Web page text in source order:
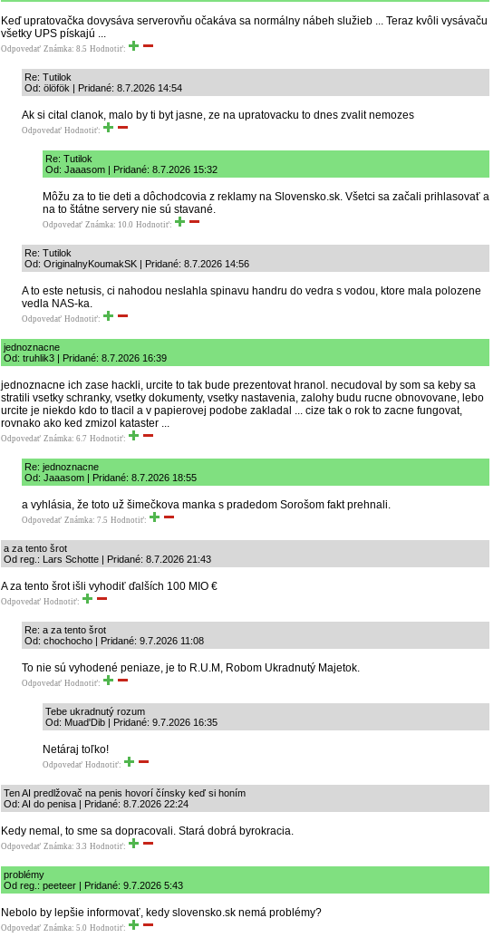
Keď upratovačka dovysáva serverovňu očakáva sa normálny nábeh služieb ... Teraz kvôli vysávaču
všetky UPS pískajú ...
Odpovedať Známka: 8.5 Hodnotiť:
Re: Tutilok
Od: ölöfök | Pridané: 8.7.2026 14:54
Ak si cital clanok, malo by ti byt jasne, ze na upratovacku to dnes zvalit nemozes
Odpovedať Hodnotiť:
Re: Tutilok
Od: Jaaasom | Pridané: 8.7.2026 15:32
Môžu za to tie deti a dôchodcovia z reklamy na Slovensko.sk. Všetci sa začali prihlasovať a
na to štátne servery nie sú stavané.
Odpovedať Známka: 10.0 Hodnotiť:
Re: Tutilok
Od: OriginalnyKoumakSK | Pridané: 8.7.2026 14:56
A to este netusis, ci nahodou neslahla spinavu handru do vedra s vodou, ktore mala polozene
vedla NAS-ka.
Odpovedať Hodnotiť:
jednoznacne
Od: truhlik3 | Pridané: 8.7.2026 16:39
jednoznacne ich zase hackli, urcite to tak bude prezentovat hranol. necudoval by som sa keby sa
stratili vsetky schranky, vsetky dokumenty, vsetky nastavenia, zalohy budu rucne obnovovane, lebo
urcite je niekdo kdo to tlacil a v papierovej podobe zakladal ... cize tak o rok to zacne fungovat,
rovnako ako ked zmizol kataster ...
Odpovedať Známka: 6.7 Hodnotiť:
Re: jednoznacne
Od: Jaaasom | Pridané: 8.7.2026 18:55
a vyhlásia, že toto už šimečkova manka s pradedom Sorošom fakt prehnali.
Odpovedať Známka: 7.5 Hodnotiť:
a za tento šrot
Od reg.: Lars Schotte | Pridané: 8.7.2026 21:43
A za tento šrot išli vyhodiť ďalších 100 MIO €
Odpovedať Hodnotiť:
Re: a za tento šrot
Od: chochocho | Pridané: 9.7.2026 11:08
To nie sú vyhodené peniaze, je to R.U.M, Robom Ukradnutý Majetok.
Odpovedať Hodnotiť:
Tebe ukradnutý rozum
Od: Muad'Dib | Pridané: 9.7.2026 16:35
Netáraj toľko!
Odpovedať Hodnotiť:
Ten AI predlžovač na penis hovorí čínsky keď si honím
Od: AI do penisa | Pridané: 8.7.2026 22:24
Kedy nemal, to sme sa dopracovali. Stará dobrá byrokracia.
Odpovedať Známka: 3.3 Hodnotiť:
problémy
Od reg.: peeteer | Pridané: 9.7.2026 5:43
Nebolo by lepšie informovať, kedy slovensko.sk nemá problémy?
Odpovedať Známka: 5.0 Hodnotiť: